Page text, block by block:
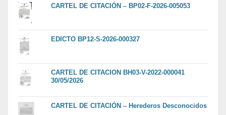
CARTEL DE CITACIÓN – BP02-F-2026-005053
EDICTO BP12-S-2026-000327
CARTEL DE CITACION BH03-V-2022-000041
30/05/2026
CARTEL DE CITACIÓN – Herederos Desconocidos